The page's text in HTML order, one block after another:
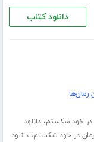
دانلود کتاب
رمان‌ها
در خود شکستم،دانلود
رمان در خود شکستم،دانلود